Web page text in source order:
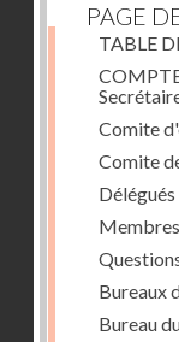
PAGE
TABLE
Comite
Comite
Bureaux
Bureau